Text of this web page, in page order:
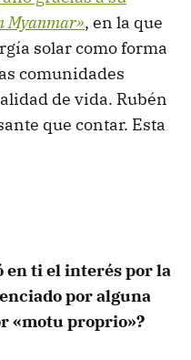
Myanmar», en la que
solar como forma
comunidades
de vida. Rubén
que contar. Esta
en ti el interés por la
por alguna
«motu proprio»?